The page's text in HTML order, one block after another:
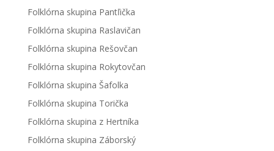
Folklórna skupina Pantľička
Folklórna skupina Raslavičan
Folklórna skupina Rešovčan
Folklórna skupina Rokytovčan
Folklórna skupina Šafolka
Folklórna skupina Torička
Folklórna skupina z Hertníka
Folklórna skupina Záborský